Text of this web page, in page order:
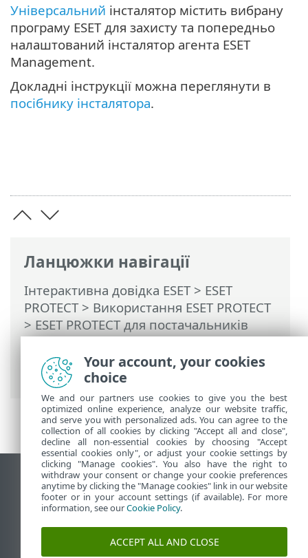
Ланцюжки навігації
Інтерактивна довідка ESET> ESET
PROTECT> Використання ESET PROTECT
> ESET PROTECT для постачальників
керованих послуг>Процес
розгортання для MSP> Локальне
розгортання агента
Універсальний інсталятор містить вибрану
програму ESET для захисту та попередньо
налаштований інсталятор агента ESET
Management.
Докладні інструкції можна переглянути в
посібнику інсталятора.
Переглянути повну версію
End of Life
База знань ESET
Форум ESET
ESET Status Portal
Your account, your cookies
choice
We and our partners use cookies to give you the best
optimized online experience, analyze our website traffic,
and serve you with personalized ads. You can agree to the
collection of all cookies by clicking "Accept all and close",
decline all non-essential cookies by choosing "Accept
essential cookies only", or adjust your cookie settings by
clicking "Manage cookies". You also have the right to
withdraw your consent or change your cookie preferences
anytime by clicking the "Manage cookies" link in our website
footer or in your account settings (if available). For more
information, see ourCookie Policy.
ACCEPT ALL AND CLOSE